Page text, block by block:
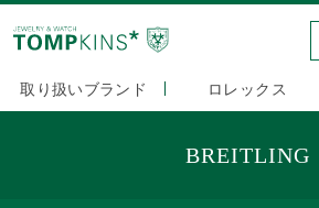
取り扱いブランド ロレックス
BREITLING